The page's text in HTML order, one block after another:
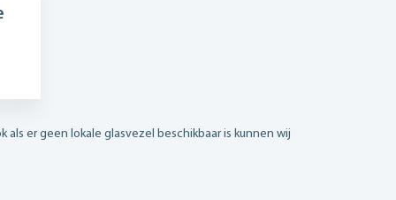
er geen lokale glasvezel beschikbaar is kunnen wij